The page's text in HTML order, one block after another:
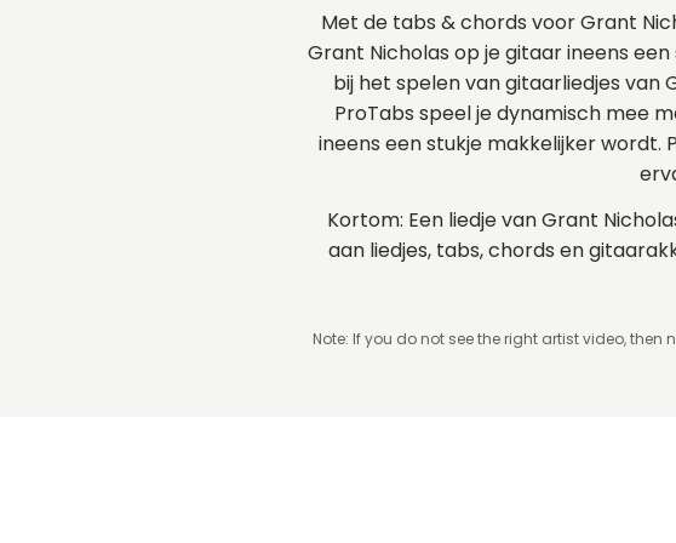
Met de tabs & chords voor Grant
Grant Nicholas op je gitaar ineens
bij het spelen van gitaarliedjes van
ProTabs speel je dynamisch mee
ineens een stukje makkelijker
Kortom: Een liedje van Grant
aan liedjes, tabs, chords en
Note: If you do not see the right artist video, then